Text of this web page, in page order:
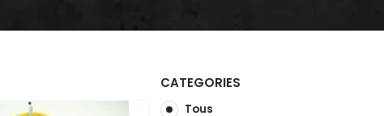
CATEGORIES
Tous